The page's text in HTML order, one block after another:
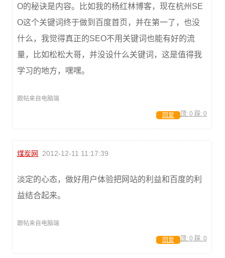
O的秘诀是内容。比如我的杨红林博客，现在杭州SE
O这个关键词终于做到百度首页，并在第一了，也没
什么，我觉得真正的SEO不用关键词也能有好的流
量，比如松松大哥，并没设什么关键词，这是值得我
学习的地方，嘿嘿。
跟帖来自电脑端
顶: 0 踩: 0
回复
煤炭网 2012-12-11 11:17:39
淡定的心态，做好用户体验把网站的利益和百度的利
益结合起来。
跟帖来自电脑端
顶: 0 踩: 0
回复